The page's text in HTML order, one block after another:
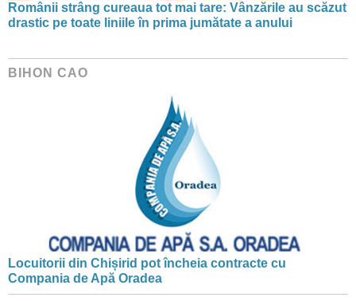
Românii strâng cureaua tot mai tare: Vânzările au scăzut
drastic pe toate liniile în prima jumătate a anului
BIHON CAO
Locuitorii din Chișirid pot încheia contracte cu
Compania de Apă Oradea